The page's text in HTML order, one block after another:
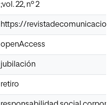
;vol. 22, nº 2
https://
openAccess
jubilación
retiro